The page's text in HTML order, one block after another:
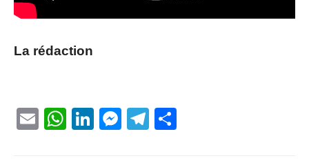
La rédaction
EmailWhatsApp
LinkedIn
Messenger
Telegram